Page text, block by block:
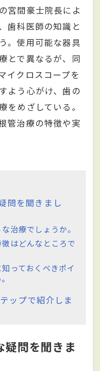
宮間豪士院長によ
歯科医師の知識と
。使用可能な器具
とで異なるが、同
イクロスコープを
よう心がけ、歯の
をめざしている。
管治療の特徴や実
問を聞きまし
治療でしょうか。
はどんなところで
っておくべきポイ
ップで紹介しま
疑問を聞きま